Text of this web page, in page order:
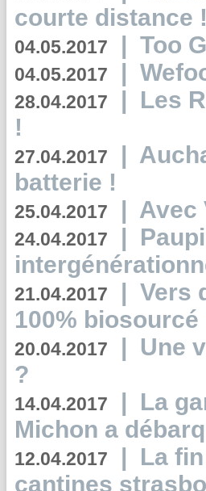
courte distance !
04.05.2017 | Too
04.05.2017 |
28.04.2017 | Les
!
27.04.2017 |
batterie !
25.04.2017 | Avec
24.04.2017 |
21.04.2017 | Vers
100% biosourcé
20.04.2017 | Une
?
14.04.2017 | La
Michon a
12.04.2017 | La
cantines